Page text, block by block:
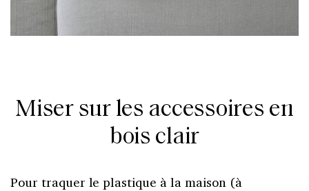
Miser sur les accessoires en
bois clair
Pour traquer le plastique à la maison (à